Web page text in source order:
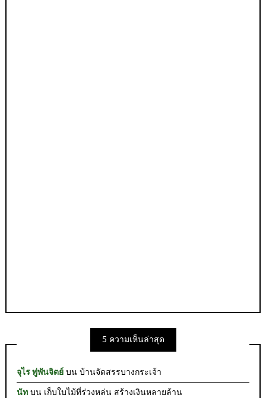
5 ความเห็นล่าสุด
จุไร พู่พันจิตย์ บนบ้านจัดสรรบางกระเจ้า
นัท บน เก็บใบไม้ที่ร่วงหล่น สร้างเงินหลายล้าน